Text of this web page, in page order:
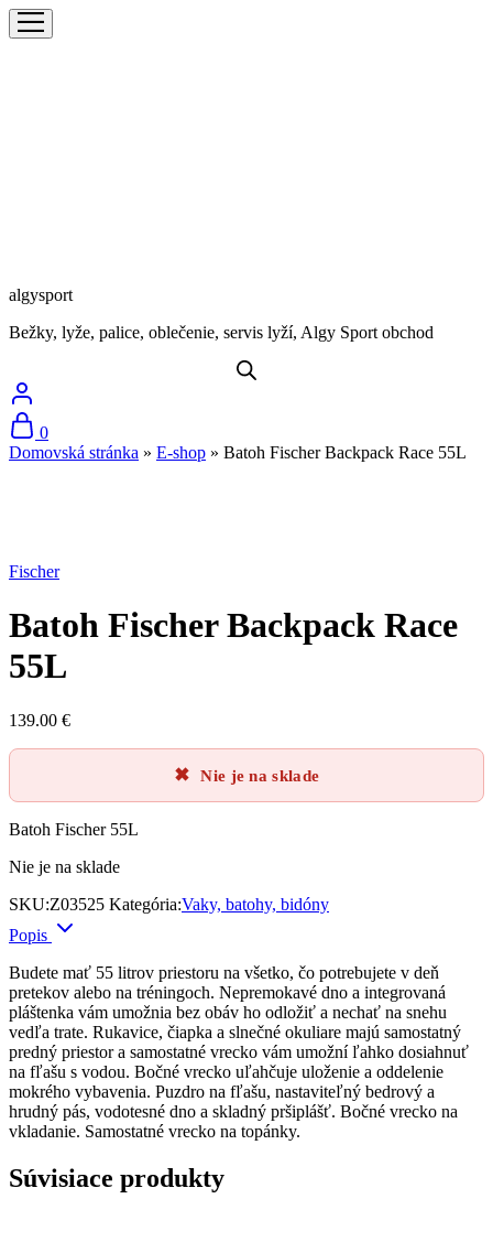
algysport
Bežky, lyže, palice, oblečenie, servis lyží, Algy Sport obchod
0
Domovská stránka » E-shop » Batoh Fischer Backpack Race 55L
Fischer
Batoh Fischer Backpack Race
55L
139.00 €
Nie je na sklade
Batoh Fischer 55L
Nie je na sklade
SKU:Z03525 Kategória:Vaky, batohy, bidóny
Popis
Budete mať 55 litrov priestoru na všetko, čo potrebujete v deň
pretekov alebo na tréningoch. Nepremokavé dno a integrovaná
pláštenka vám umožnia bez obáv ho odložiť a nechať na snehu
vedľa trate. Rukavice, čiapka a slnečné okuliare majú samostatný
predný priestor a samostatné vrecko vám umožní ľahko dosiahnuť
na fľašu s vodou. Bočné vrecko uľahčuje uloženie a oddelenie
mokrého vybavenia. Puzdro na fľašu, nastaviteľný bedrový a
hrudný pás, vodotesné dno a skladný pršiplášť. Bočné vrecko na
vkladanie. Samostatné vrecko na topánky.
Súvisiace produkty